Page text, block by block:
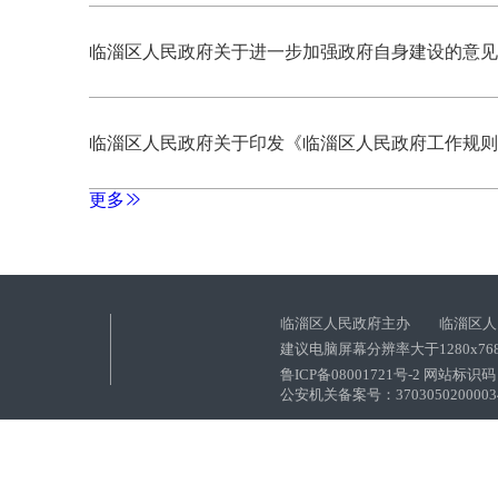
临淄区人民政府关于进一步加强政府自身建设的意见
临淄区人民政府关于印发《临淄区人民政府工作规
更多
临淄区人民政府主办 临淄区人
建议电脑屏幕分辨率大于
鲁ICP备08001721号-2 网站标识
公安机关备案号：